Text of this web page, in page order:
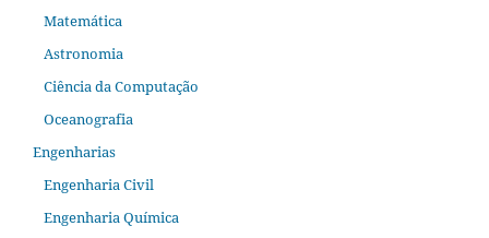
Matemática
Astronomia
Ciência da Computação
Oceanografia
Engenharias
Engenharia Civil
Engenharia Química